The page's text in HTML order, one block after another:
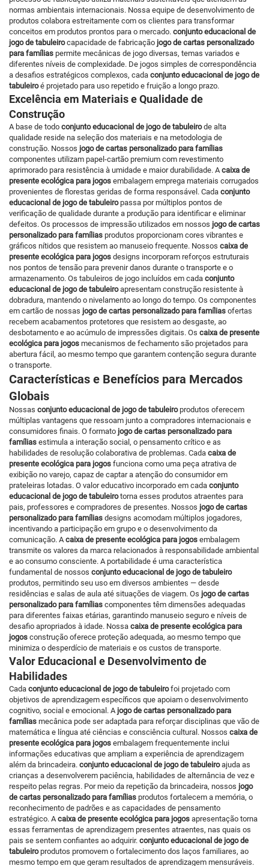
normas ambientais internacionais. Nossa equipe de desenvolvimento de
produtos colabora estreitamente com os clientes para transformar
conceitos em produtos prontos para o mercado. conjunto educacional de
jogo de tabuleirocapacidade de fabricação jogo de cartas personalizado
para famílias permite mecânicas de jogo diversas, temas variados e
diferentes níveis de complexidade. De jogos simples de correspondência
a desafios estratégicos complexos, cada conjunto educacional de jogo de
tabuleiroé projetado para uso repetido e fruição a longo prazo.
Excelência em Materiais e Qualidade de
Construção
A base de todo conjunto educacional de jogo de tabuleirode alta
qualidade reside na seleção dos materiais e na metodologia de
construção. Nossos jogo de cartas personalizado para famílias
componentes utilizam papel-cartão premium com revestimento
aprimorado para resistência à umidade e maior durabilidade. Acaixa de
presente ecológica para jogos embalagem emprega materiais corrugados
provenientes de florestas geridas de forma responsável. Cada conjunto
educacional de jogo de tabuleiro passa por múltiplos pontos de
verificação de qualidade durante a produção para identificar e eliminar
defeitos. Os processos de impressão utilizados em nossos jogo de cartas
personalizado para famílias produtos proporcionam cores vibrantes e
gráficos nítidos que resistem ao manuseio frequente. Nossos caixa de
presente ecológica para jogos designs incorporam reforços estruturais
nos pontos de tensão para prevenir danos durante o transporte e o
armazenamento. Os tabuleiros de jogo incluídos em cada conjunto
educacional de jogo de tabuleiroapresentam construção resistente à
dobradura, mantendo o nivelamento ao longo do tempo. Os componentes
em cartão de nossas jogo de cartas personalizado para famílias ofertas
recebem acabamentos protetores que resistem ao desgaste, ao
desbotamento e ao acúmulo de impressões digitais. Os caixa de presente
ecológica para jogos mecanismos de fechamento são projetados para
abertura fácil, ao mesmo tempo que garantem contenção segura durante
o transporte.
Características e Benefícios para Mercados
Globais
Nossas conjunto educacional de jogo de tabuleiro produtos oferecem
múltiplas vantagens que ressoam junto a compradores internacionais e
consumidores finais. O formato jogo de cartas personalizado para
famílias estimula a interação social, o pensamento crítico e as
habilidades de resolução colaborativa de problemas. Cada caixa de
presente ecológica para jogos funciona como uma peça atrativa de
exibição no varejo, capaz de captar a atenção do consumidor em
prateleiras lotadas. O valor educativo incorporado em cada conjunto
educacional de jogo de tabuleirotorna esses produtos atraentes para
pais, professores e compradores de presentes. Nossos jogo de cartas
personalizado para famílias designs acomodam múltiplos jogadores,
incentivando a participação em grupo e o desenvolvimento da
comunicação. Acaixa de presente ecológica para jogos embalagem
transmite os valores da marca relacionados à responsabilidade ambiental
e ao consumo consciente. A portabilidade é uma característica
fundamental de nossos conjunto educacional de jogo de tabuleiro
produtos, permitindo seu uso em diversos ambientes — desde
residências e salas de aula até situações de viagem. Os jogo de cartas
personalizado para famílias componentes têm dimensões adequadas
para diferentes faixas etárias, garantindo manuseio seguro e níveis de
desafio apropriados à idade. Nossa caixa de presente ecológica para
jogos construção oferece proteção adequada, ao mesmo tempo que
minimiza o desperdício de materiais e os custos de transporte.
Valor Educacional e Desenvolvimento de
Habilidades
Cada conjunto educacional de jogo de tabuleirofoi projetado com
objetivos de aprendizagem específicos que apoiam o desenvolvimento
cognitivo, social e emocional. A jogo de cartas personalizado para
famílias mecânica pode ser adaptada para reforçar disciplinas que vão de
matemática e língua até ciências e consciência cultural. Nossos caixa de
presente ecológica para jogos embalagem frequentemente inclui
informações educativas que ampliam a experiência de aprendizagem
além da brincadeira. conjunto educacional de jogo de tabuleiroajuda as
crianças a desenvolverem paciência, habilidades de alternância de vez e
respeito pelas regras. Por meio da repetição da brincadeira, nossos jogo
de cartas personalizado para famílias produtos fortalecem a memória, o
reconhecimento de padrões e as capacidades de pensamento
estratégico. Acaixa de presente ecológica para jogos apresentação torna
essas ferramentas de aprendizagem presentes atraentes, nas quais os
pais se sentem confiantes ao adquirir. conjunto educacional de jogo de
tabuleiro produtos promovem o fortalecimento dos laços familiares, ao
mesmo tempo em que geram resultados de aprendizagem mensuráveis.